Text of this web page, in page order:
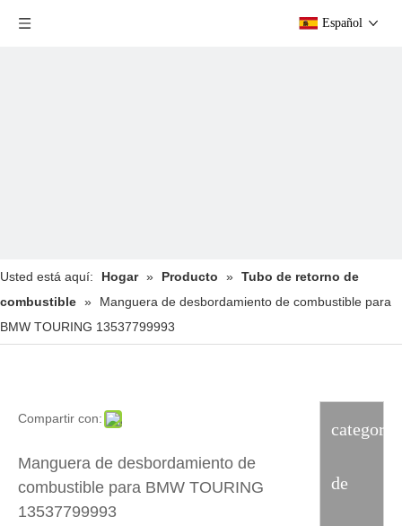
Español
Usted está aquí: Hogar » Producto » Tubo de retorno de
combustible »
Manguera de desbordamiento de combustible para
BMW TOURING 13537799993
Compartir con:
Manguera de desbordamiento de
combustible para BMW TOURING
13537799993
categoria
de